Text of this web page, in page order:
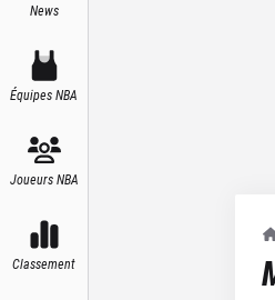
News
Équipes NBA
Joueurs NBA
Classement